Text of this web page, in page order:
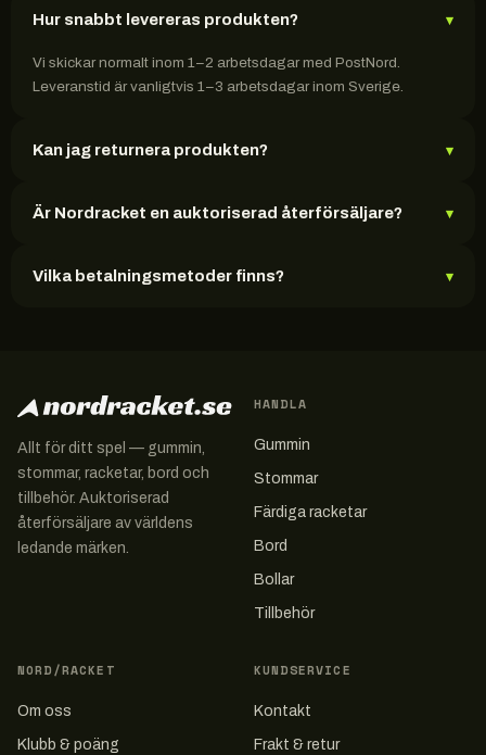
Hur snabbt levereras produkten? ▾
Vi skickar normalt inom 1–2 arbetsdagar med PostNord.
Leveranstid är vanligtvis 1–3 arbetsdagar inom Sverige.
Kan jag returnera produkten? ▾
Är Nordracket en auktoriserad återförsäljare? ▾
Vilka betalningsmetoder finns? ▾
Allt för ditt spel — gummin,
stommar, racketar, bord och
tillbehör. Auktoriserad
återförsäljare av världens
ledande märken.
HANDLA
Gummin
Stommar
Färdiga racketar
Bord
Bollar
Tillbehör
NORD/RACKET
Om oss
Klubb & poäng
KUNDSERVICE
Kontakt
Frakt & retur